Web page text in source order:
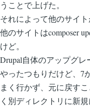
うことで上げた。
それによって他のサイト
他のサイトはcomposer
けど。
Drupal自体のアップグ
やったつもりだけど、7
まく行かず、元に戻す
く別ディレクトリに新